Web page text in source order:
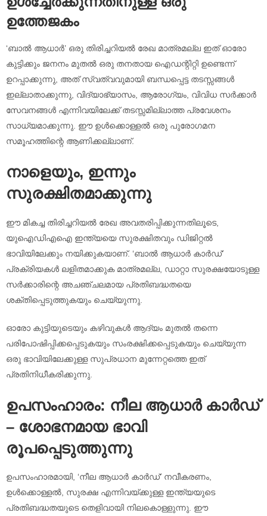
ഉത്തേജകം
‘ബാൽ ആധാർ’ ഒരു തിരിച്ചറിയൽ രേഖ മാത്രമല്ല ഇത് ഓരോ
കുട്ടിക്കും ജനനം മുതൽ ഒരു തനതായ ഐഡന്റിറ്റി ഉണ്ടെന്ന്
ഉറപ്പാക്കുന്നു, അത് സ്വത്വവുമായി ബന്ധപ്പെട്ട തടസ്സങ്ങൾ
ഇല്ലാതാക്കുന്നു, വിദ്യാഭ്യാസം, ആരോഗ്യം, വിവിധ സർക്കാർ
സേവനങ്ങൾ എന്നിവയിലേക്ക് തടസ്സമില്ലാത്ത പ്രവേശനം
സാധ്യമാക്കുന്നു. ഈ ഉൾക്കൊള്ളൽ ഒരു പുരോഗമന
സമൂഹത്തിന്റെ ആണിക്കല്ലാണ്.
നാളെയും, ഇന്നും
സുരക്ഷിതമാക്കുന്നു
ഈ മികച്ച തിരിച്ചറിയൽ രേഖ അവതരിപ്പിക്കുന്നതിലൂടെ,
യുഐഡിഎഐ ഇന്ത്യയെ സുരക്ഷിതവും ഡിജിറ്റൽ
ഭാവിയിലേക്കും നയിക്കുകയാണ്. ‘ബാൽ ആധാർ കാർഡ്’
പ്രക്രിയകൾ ലളിതമാക്കുക മാത്രമല്ല, ഡാറ്റാ സുരക്ഷയോടുള്ള
സർക്കാരിന്റെ അചഞ്ചലമായ പ്രതിബദ്ധതയെ
ശക്തിപ്പെടുത്തുകയും ചെയ്യുന്നു.
ഓരോ കുട്ടിയുടെയും കഴിവുകൾ ആദ്യം മുതൽ തന്നെ
പരിപോഷിപ്പിക്കപ്പെടുകയും സംരക്ഷിക്കപ്പെടുകയും ചെയ്യുന്ന
ഒരു ഭാവിയിലേക്കുള്ള സുപ്രധാന മുന്നേറ്റത്തെ ഇത്
പ്രതിനിധീകരിക്കുന്നു.
ഉപസംഹാരം: നീല ആധാർ കാർഡ്
– ശോഭനമായ ഭാവി
രൂപപ്പെടുത്തുന്നു
ഉപസംഹാരമായി, ‘നീല ആധാർ കാർഡ്’ നവീകരണം,
ഉൾക്കൊള്ളൽ, സുരക്ഷ എന്നിവയ്ക്കുള്ള ഇന്ത്യയുടെ
പ്രതിബദ്ധതയുടെ തെളിവായി നിലകൊള്ളുന്നു. ഈ